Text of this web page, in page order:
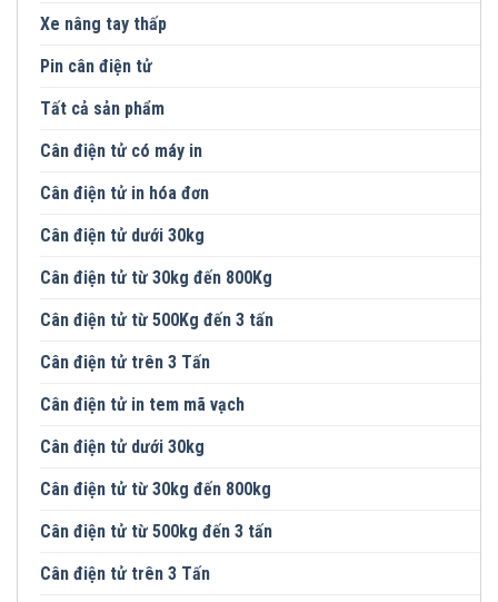
Xe nâng tay thấp
Pin cân điện tử
Tất cả sản phẩm
Cân điện tử có máy in
Cân điện tử in hóa đơn
Cân điện tử dưới 30kg
Cân điện tử từ 30kg đến 800Kg
Cân điện tử từ 500Kg đến 3 tấn
Cân điện tử trên 3 Tấn
Cân điện tử in tem mã vạch
Cân điện tử dưới 30kg
Cân điện tử từ 30kg đến 800kg
Cân điện tử từ 500kg đến 3 tấn
Cân điện tử trên 3 Tấn